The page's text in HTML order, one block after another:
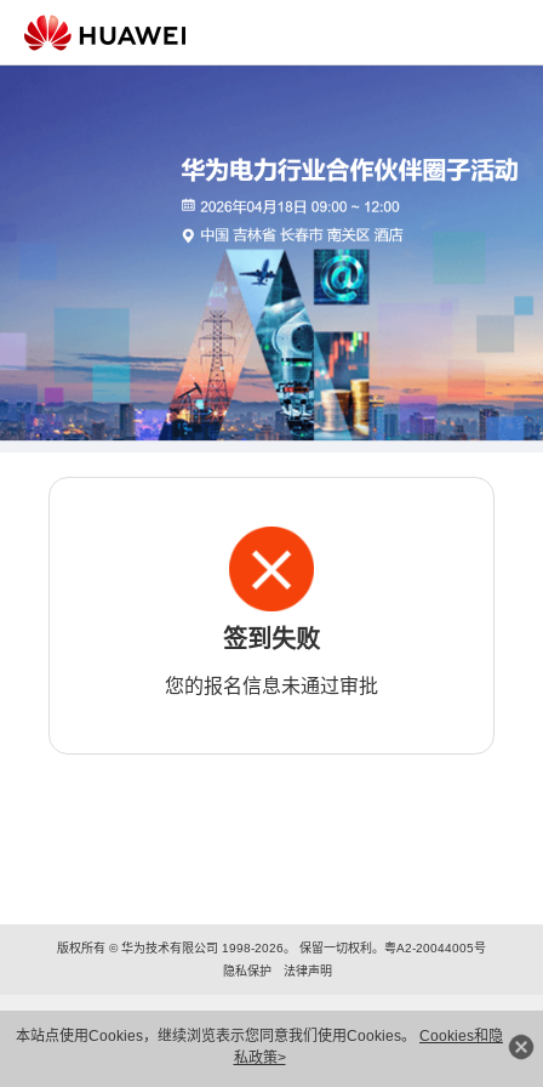
本站点使用Cookies，继续浏览表示您同意我们使用Cookies。 Cookies和隐
私政策>
签到失败
您的报名信息未通过审批
版权所有 © 华为技术有限公司 1998-2026。 保留一切权利。粤A2-20044005号
隐私保护
法律声明